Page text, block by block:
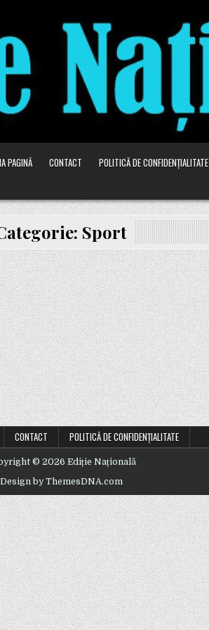
PAGINĂ CONTACT POLITICĂ DE CONFIDENȚIALITATE
Sport
RĂDUCAN.
CONTACT POLITICĂ DE CONFIDENȚIALITATE
© 2026 Ediție Națională
Design by ThemesDNA.com